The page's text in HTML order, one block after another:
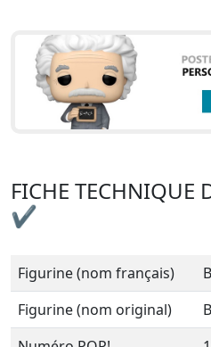
FICHE TECHNIQUE
✔
Figurine (nom français)
Figurine (nom original)